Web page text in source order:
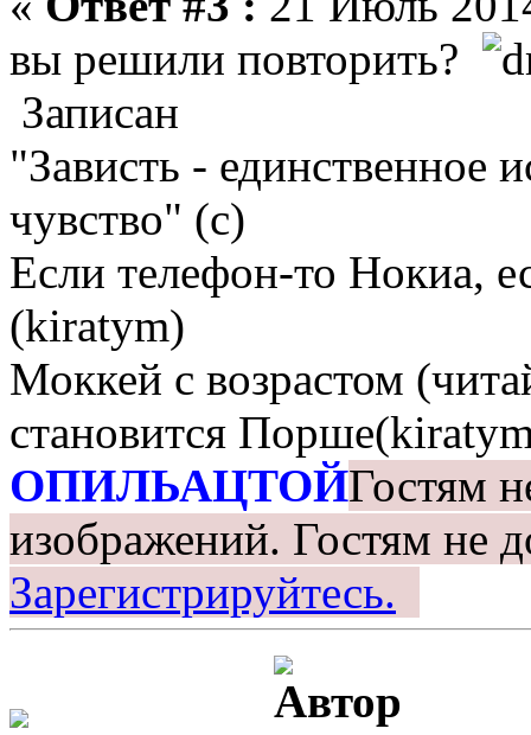
вы решили повторить?
Записан
"Зависть - единственное
чувство" (с)
Если телефон-то Нокиа,
(kiratym)
Моккей с возрастом
становится
ОПИЛЬАЦТОЙГостям
изображений. Гостям не
Зарегистрируйтесь.